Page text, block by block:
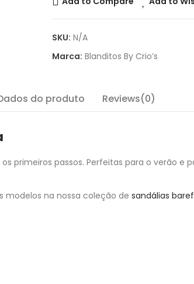
SKU: N/A
Marca: Blanditos By Crio’s
do produto Reviews(0)
primeiros passos. Perfeitas para o verão e
modelos na nossa coleção de sandálias